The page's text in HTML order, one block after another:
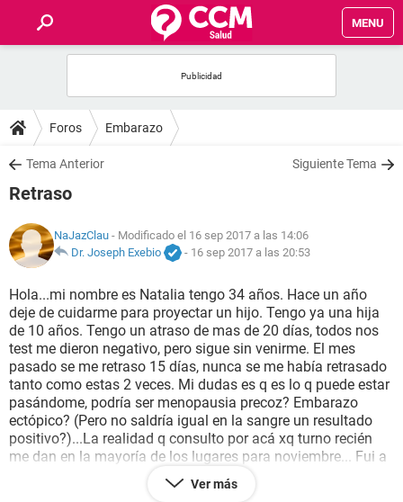
MENU
FOROS
SALUD
NUTRICIÓN
BIENESTAR
SEXUALIDAD
GLOSARIO
Foros Embarazo
Tema Anterior Siguiente Tema
Retraso
NaJazClau - Modificado el 16 sep 2017 a las 14:06
Dr. Joseph Exebio
- 16 sep 2017 a las 20:53
Hola...mi nombre es Natalia tengo 34 años. Hace un año
deje de cuidarme para proyectar un hijo. Tengo ya una hija
de 10 años. Tengo un atraso de mas de 20 días, todos nos
test me dieron negativo, pero sigue sin venirme. El mes
pasado se me retraso 15 días, nunca se me había retrasado
tanto como estas 2 veces. Mi dudas es q es lo q puede estar
pasándome, podría ser menopausia precoz? Embarazo
ectópico? (Pero no saldría igual en la sangre un resultado
positivo?)...La realidad q consulto por acá xq turno recién
me dan en la mayoría de los lugares para noviembre... Fui a
una guardia gineco y no me dicen nada solo esperar, tuve
que rogar para q me hagan de sangre mas o menos...espero
Ver más